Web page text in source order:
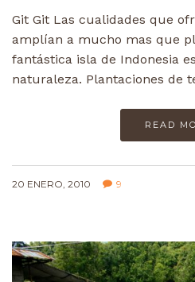
Git Git Las cualidades que
amplían a mucho mas que
fantástica isla de Indonesia
naturaleza. Plantaciones de
READ
20 ENERO, 2010 9